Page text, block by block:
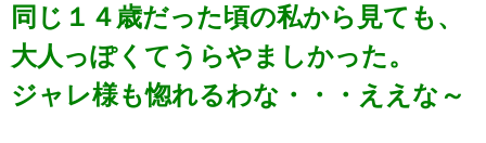
同じ１４歳だった頃の私から見ても、
大人っぽくてうらやましかった。
ジャレ様も惚れるわな・・・ええな～